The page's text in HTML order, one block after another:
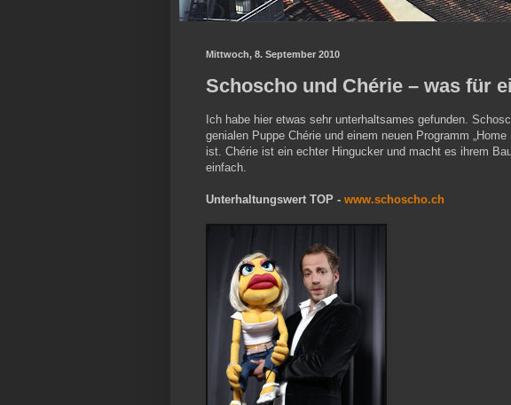
Mittwoch, 8. September 2010
Schoscho und Chérie – was für
Ich habe hier etwas sehr unterhaltsames gefunden.
genialen Puppe Chérie und einem neuen Programm
ist. Chérie ist ein echter Hingucker und macht es ihrem
einfach.
Unterhaltungswert TOP - www.schoscho.ch